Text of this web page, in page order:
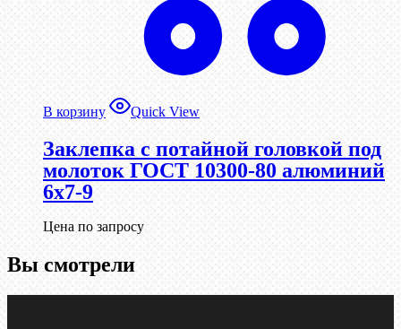
В корзину Quick View
Заклепка с потайной головкой под
молоток ГОСТ 10300-80 алюминий
6х7-9
Цена по запросу
Вы смотрели